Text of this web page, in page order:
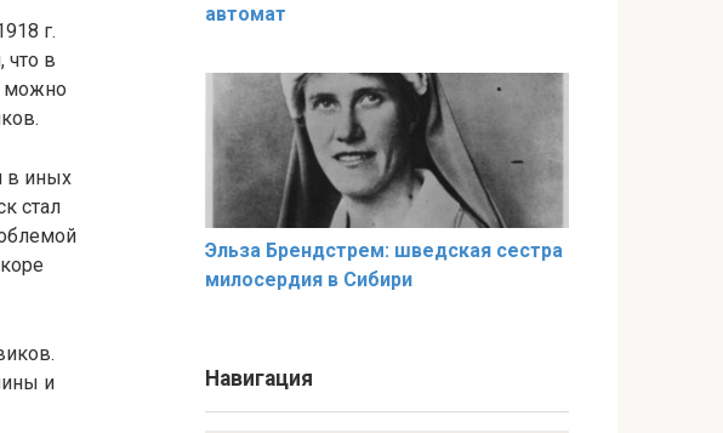
г.
что в
можно
в иных
стал
и
автомат
Эльза Брендстрем: шведская сестра
милосердия в Сибири
Навигация